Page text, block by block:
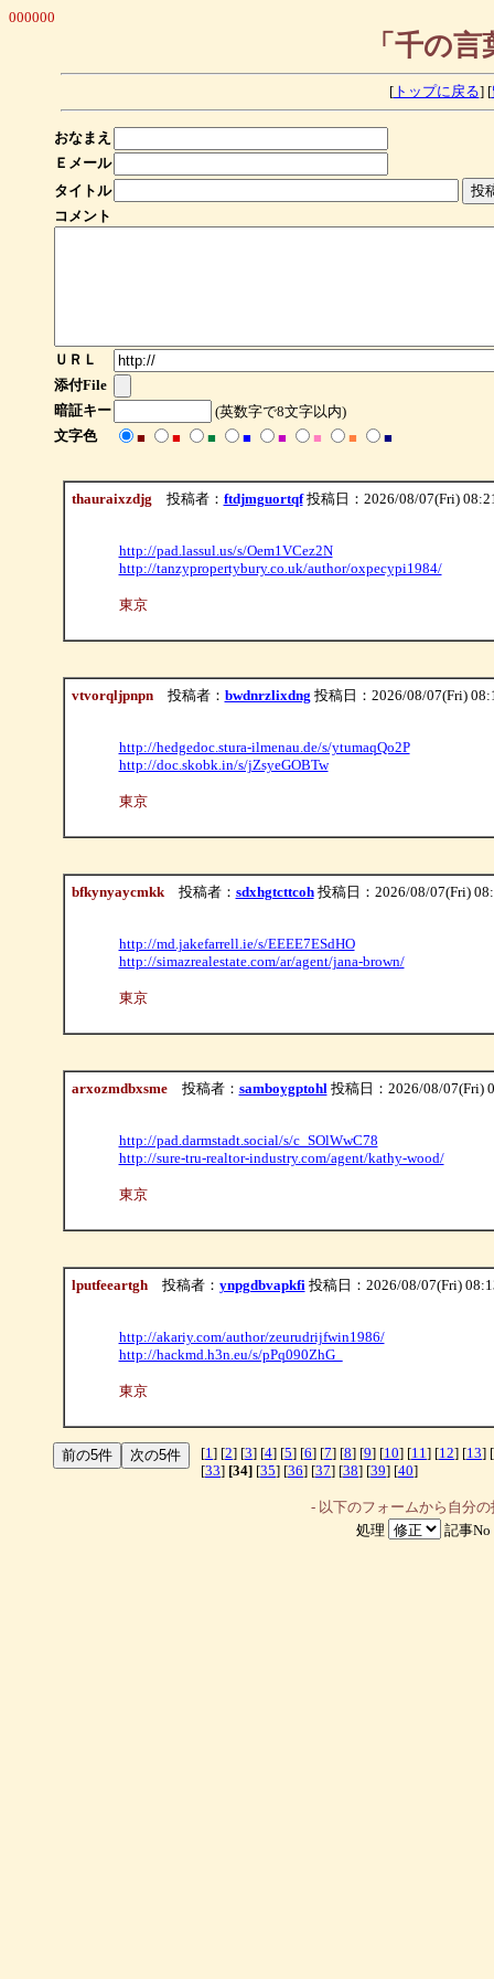
000000
「千の
[トップに戻る] [
おなまえ
Ｅメール
タイトル
コメント
ＵＲＬ
添付File
暗証キー
(英数字で8文字以内)
文字色
■ ■ ■ ■ ■ ■ ■ ■
thauraixzdjg 投稿者： ftdjmguortqf投稿日：2026/08/07(Fri)
http://pad.lassul.us/s/Oem1VCez2N
http://tanzypropertybury.co.uk/author/oxpecypi1984/
東京
vtvorqljpnpn投稿者： bwdnrzlixdng 投稿日：2026/08/07(Fri)
http://hedgedoc.stura-ilmenau.de/s/ytumaqQo2P
http://doc.skobk.in/s/jZsyeGOBTw
東京
bfkynyaycmkk投稿者： sdxhgtcttcoh投稿日：2026/08/07(Fri)
http://md.jakefarrell.ie/s/EEEE7ESdHO
http://simazrealestate.com/ar/agent/jana-brown/
東京
arxozmdbxsme投稿者： samboygptohl 投稿日：2026/08/07(Fri)
http://pad.darmstadt.social/s/c_SOlWwC78
http://sure-tru-realtor-industry.com/agent/kathy-wood/
東京
lputfeeartgh投稿者： ynpgdbvapkfi 投稿日：2026/08/07(Fri)
http://akariy.com/author/zeurudrijfwin1986/
http://hackmd.h3n.eu/s/pPq090ZhG_
東京
[1 ] [2] [3] [4] [5] [6] [7] [8] [9] [10] [11 ] [12] [13] [
[33] [34] [35] [36] [37] [38] [39] [40]
- 以下のフォームから自分
処理
記事No